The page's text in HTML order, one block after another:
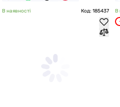
В наявності Код: 185437 В